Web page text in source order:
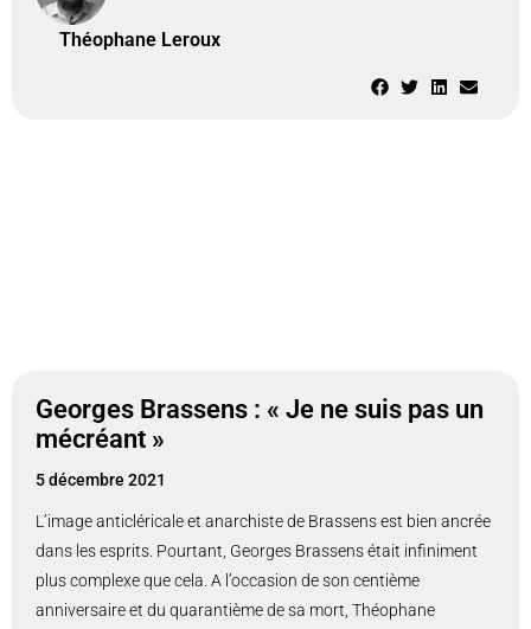
Théophane Leroux
Georges Brassens : « Je ne suis pas un
mécréant »
5 décembre 2021
L’image anticléricale et anarchiste de Brassens est bien ancrée
dans les esprits. Pourtant, Georges Brassens était infiniment
plus complexe que cela. A l’occasion de son centième
anniversaire et du quarantième de sa mort, Théophane